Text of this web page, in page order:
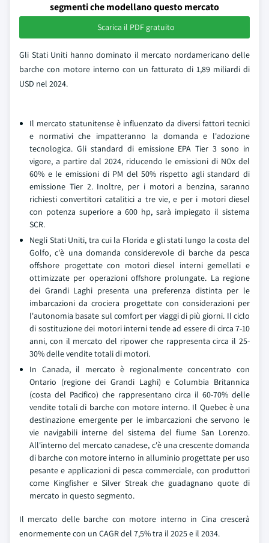
segmenti che modellano questo mercato
Scarica il PDF gratuito
Gli Stati Uniti hanno dominato il mercato nordamericano delle
barche con motore interno con un fatturato di 1,89 miliardi di
USD nel 2024.
Il mercato statunitense è influenzato da diversi fattori tecnici
e normativi che impatteranno la domanda e l'adozione
tecnologica. Gli standard di emissione EPA Tier 3 sono in
vigore, a partire dal 2024, riducendo le emissioni di NOx del
60% e le emissioni di PM del 50% rispetto agli standard di
emissione Tier 2. Inoltre, per i motori a benzina, saranno
richiesti convertitori catalitici a tre vie, e per i motori diesel
con potenza superiore a 600 hp, sarà impiegato il sistema
SCR.
Negli Stati Uniti, tra cui la Florida e gli stati lungo la costa del
Golfo, c'è una domanda considerevole di barche da pesca
offshore progettate con motori diesel interni gemellati e
ottimizzate per operazioni offshore prolungate. La regione
dei Grandi Laghi presenta una preferenza distinta per le
imbarcazioni da crociera progettate con considerazioni per
l'autonomia basate sul comfort per viaggi di più giorni. Il ciclo
di sostituzione dei motori interni tende ad essere di circa 7-10
anni, con il mercato del ripower che rappresenta circa il 25-
30% delle vendite totali di motori.
In Canada, il mercato è regionalmente concentrato con
Ontario (regione dei Grandi Laghi) e Columbia Britannica
(costa del Pacifico) che rappresentano circa il 60-70% delle
vendite totali di barche con motore interno. Il Quebec è una
destinazione emergente per le imbarcazioni che servono le
vie navigabili interne del sistema del fiume San Lorenzo.
All'interno del mercato canadese, c'è una crescente domanda
di barche con motore interno in alluminio progettate per uso
pesante e applicazioni di pesca commerciale, con produttori
come Kingfisher e Silver Streak che guadagnano quote di
mercato in questo segmento.
Il mercato delle barche con motore interno in Cina crescerà
enormemente con un CAGR del 7,5% tra il 2025 e il 2034.